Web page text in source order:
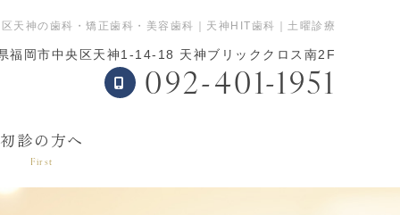
天神の歯科・矯正歯科・美容歯科｜天神HIT歯科｜土曜診療
福岡市中央区天神1-14-18 天神ブリッククロス南2F
092-401-1951
初診の方へ
First